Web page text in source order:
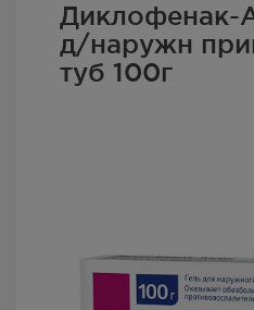
Диклофенак-
д/наружн
туб 100г